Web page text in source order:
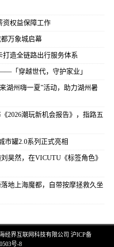
资权益保障工作
万象城启幕
造全链路出行服务体系
「穿越世代，守护家业」
湖州嗨一夏”活动，助力湖州暑
2026潮玩新机会报告》，指路五
市罐2.0系列正式亮相
昊然，在VICUTU《标签角色》
地上海魔都，自带按摩拯救久坐
经界互联网科技有限公司 沪ICP备
号-8